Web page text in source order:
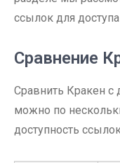
ссылок для
Сравнение
Сравнить Кракен с
можно по
доступность